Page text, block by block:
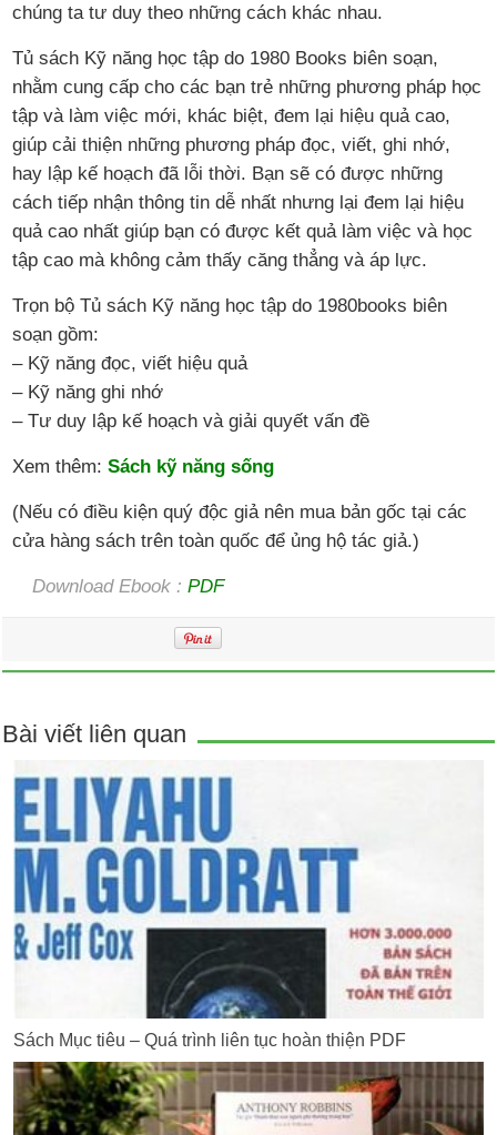
chúng ta tư duy theo những cách khác nhau.
Tủ sách Kỹ năng học tập do 1980 Books biên soạn,
nhằm cung cấp cho các bạn trẻ những phương pháp học
tập và làm việc mới, khác biệt, đem lại hiệu quả cao,
giúp cải thiện những phương pháp đọc, viết, ghi nhớ,
hay lập kế hoạch đã lỗi thời. Bạn sẽ có được những
cách tiếp nhận thông tin dễ nhất nhưng lại đem lại hiệu
quả cao nhất giúp bạn có được kết quả làm việc và học
tập cao mà không cảm thấy căng thẳng và áp lực.
Trọn bộ Tủ sách Kỹ năng học tập do 1980books biên
soạn gồm:
– Kỹ năng đọc, viết hiệu quả
– Kỹ năng ghi nhớ
– Tư duy lập kế hoạch và giải quyết vấn đề
Xem thêm:Sách kỹ năng sống
(Nếu có điều kiện quý độc giả nên mua bản gốc tại các
cửa hàng sách trên toàn quốc để ủng hộ tác giả.)
Download Ebook :PDF
Bài viết liên quan
Sách Mục tiêu – Quá trình liên tục hoàn thiện PDF